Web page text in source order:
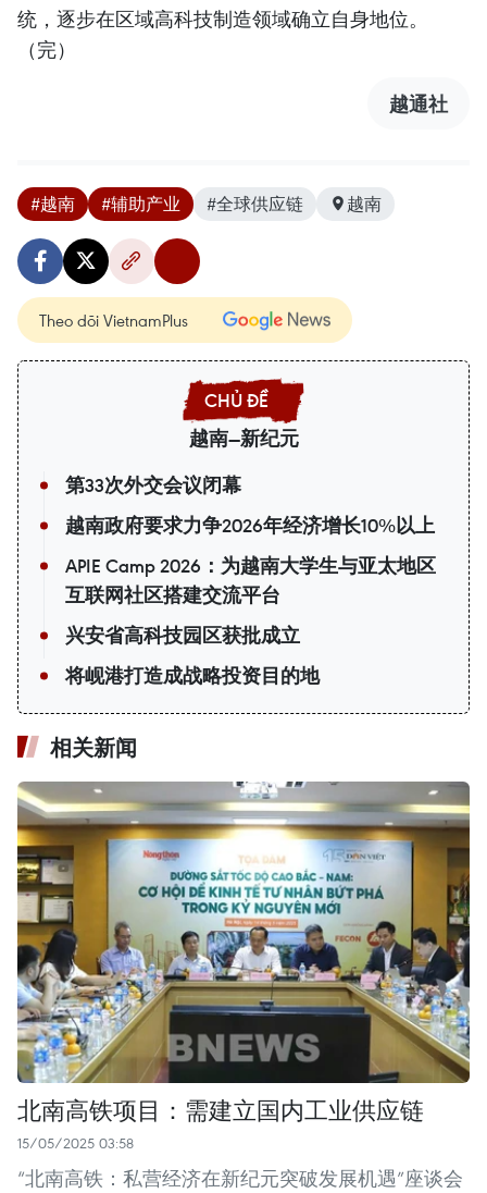
统，逐步在区域高科技制造领域确立自身地位。
（完）
越通社
#越南 #辅助产业 #全球供应链 越南
Theo dõi VietnamPlus
越南—新纪元
第33次外交会议闭幕
越南政府要求力争2026年经济增长10%以上
APIE Camp 2026：为越南大学生与亚太地区
互联网社区搭建交流平台
兴安省高科技园区获批成立
将岘港打造成战略投资目的地
相关新闻
北南高铁项目：需建立国内工业供应链
15/05/2025 03:58
“北南高铁：私营经济在新纪元突破发展机遇”座谈会